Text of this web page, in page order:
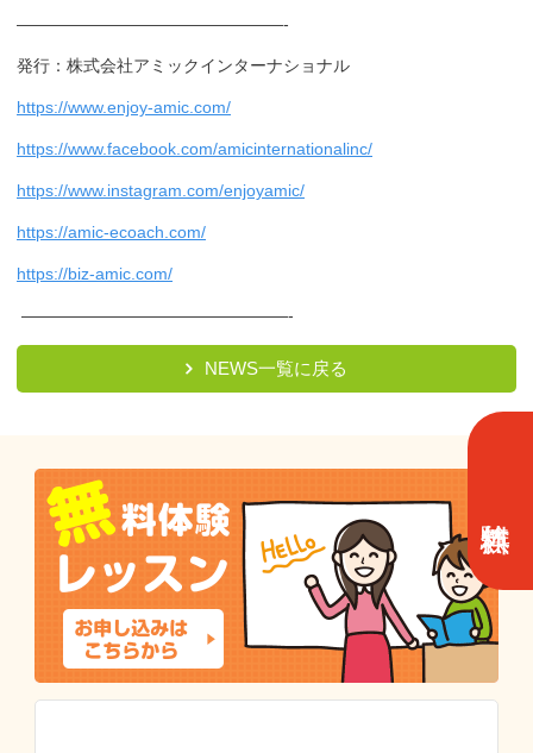
————————————————-
発行：株式会社アミックインターナショナル
https://www.enjoy-amic.com/
https://www.facebook.com/amicinternationalinc/
https://www.instagram.com/enjoyamic/
https://amic-ecoach.com/
https://biz-amic.com/
————————————————-
NEWS一覧に戻る